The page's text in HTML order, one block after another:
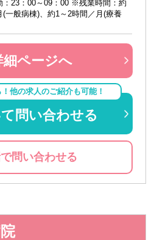
：23：00～09：00 ※残業時間：約
(一般病棟)、約1～2時間／月(療養
細ページへ
他の求人のご紹介も可能！
問い合わせる
問い合わせる